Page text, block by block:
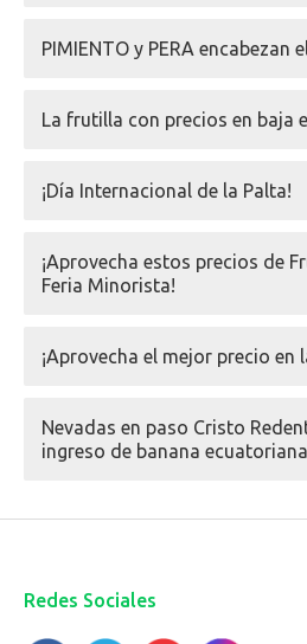
PIMIENTO y PERA encabezan
La frutilla con precios en baja
¡Día Internacional de la Palta!
¡Aprovecha estos precios de
Feria Minorista!
¡Aprovecha el mejor precio en
Nevadas en paso Cristo
ingreso de banana ecuatoriana
Redes Sociales